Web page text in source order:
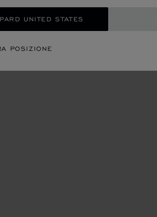
UNITED STATES
POSIZIONE